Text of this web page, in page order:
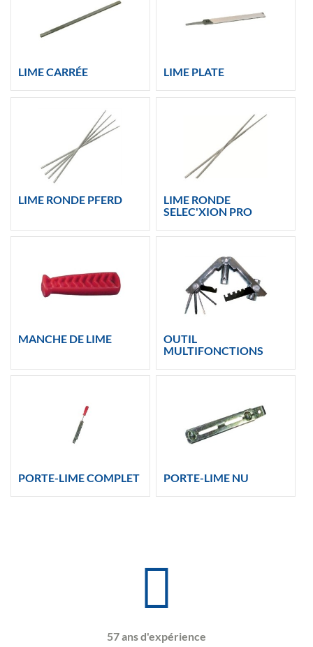
LIME CARRÉE LIME PLATE
LIME RONDE PFERD
LIME RONDE
SELEC'XION PRO
MANCHE DE LIME
OUTIL
MULTIFONCTIONS
PORTE-LIME COMPLET PORTE-LIME NU
57 ans d'expérience